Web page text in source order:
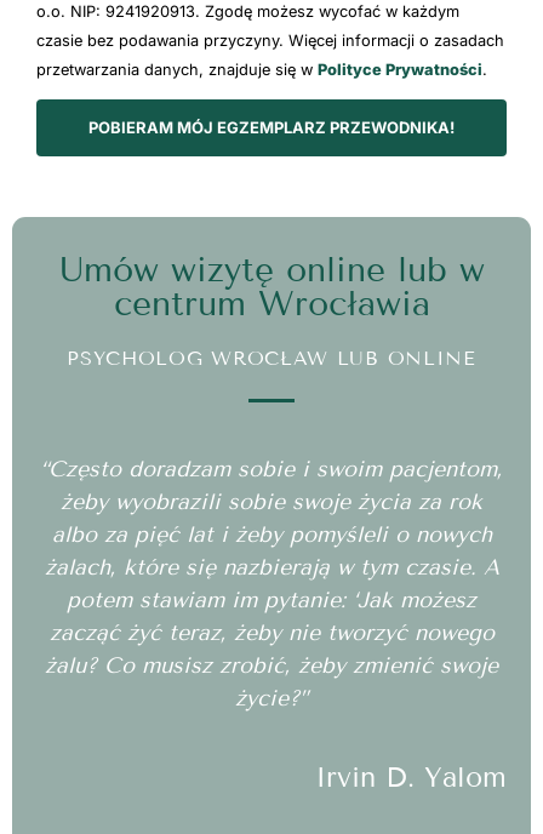
o.o. NIP: 9241920913. Zgodę możesz wycofać w każdym
czasie bez podawania przyczyny. Więcej informacji o zasadach
przetwarzania danych, znajduje się w Polityce Prywatności.
POBIERAM MÓJ EGZEMPLARZ PRZEWODNIKA!
Umów wizytę online lub w
centrum Wrocławia
PSYCHOLOG WROCŁAW LUB ONLINE
“Często doradzam sobie i swoim pacjentom,
żeby wyobrazili sobie swoje życia za rok
albo za pięć lat i żeby pomyśleli o nowych
żalach, które się nazbierają w tym czasie. A
potem stawiam im pytanie: ‘Jak możesz
zacząć żyć teraz, żeby nie tworzyć nowego
żalu? Co musisz zrobić, żeby zmienić swoje
życie?”
Irvin D. Yalom